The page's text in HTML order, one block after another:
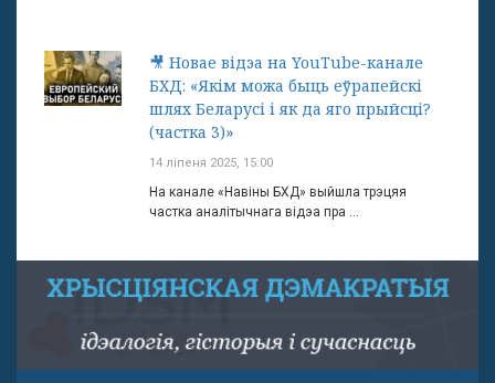
🎥 Новае відэа на YouTube-канале
БХД: «Якім можа быць еўрапейскі
шлях Беларусі і як да яго прыйсці?
(частка 3)»
14 ліпеня 2025, 15:00
На канале «Навіны БХД» выйшла трэцяя
частка аналітычнага відэа пра ...